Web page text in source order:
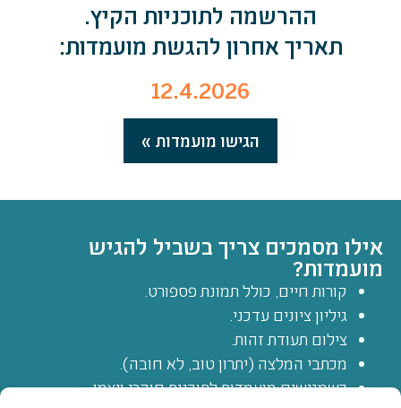
ההרשמה לתוכניות הקיץ.
תאריך אחרון להגשת מועמדות:
12.4.2026
הגישו מועמדות »
אילו מסמכים צריך בשביל להגיש
מועמדות?
קורות חיים, כולל תמונת פספורט.
גיליון ציונים עדכני.
צילום תעודת זהות.
מכתבי המלצה (יתרון טוב, לא חובה).
כשמגישים מועמדות לתוכנית חוקרי ויצמן